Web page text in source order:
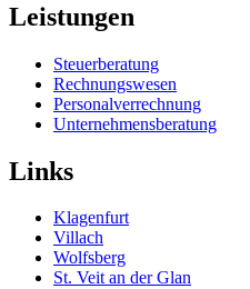
Leistungen
Steuerberatung
Rechnungswesen
Personalverrechnung
Unternehmensberatung
Links
Klagenfurt
Villach
Wolfsberg
St. Veit an der Glan